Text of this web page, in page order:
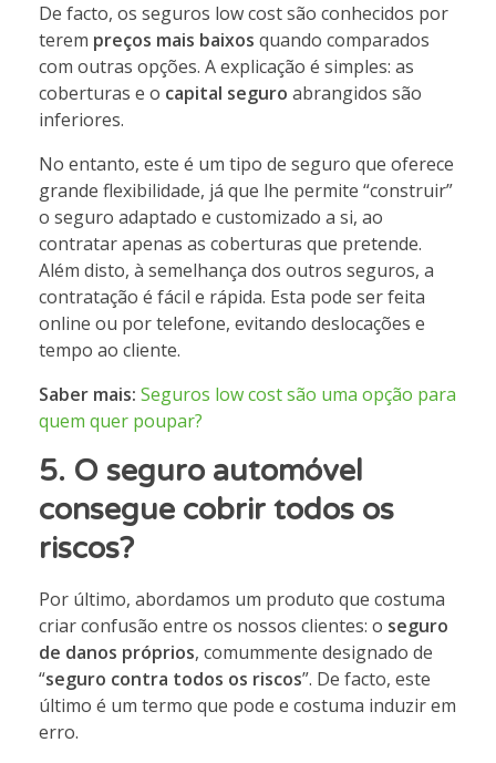
De facto, os seguros low cost são conhecidos por
terem preços mais baixos quando comparados
com outras opções. A explicação é simples: as
coberturas e o capital seguro abrangidos são
inferiores.
No entanto, este é um tipo de seguro que oferece
grande flexibilidade, já que lhe permite “construir”
o seguro adaptado e customizado a si, ao
contratar apenas as coberturas que pretende.
Além disto, à semelhança dos outros seguros, a
contratação é fácil e rápida. Esta pode ser feita
online ou por telefone, evitando deslocações e
tempo ao cliente.
Saber mais: Seguros low cost são uma opção para
quem quer poupar?
5. O seguro automóvel
consegue cobrir todos os
riscos?
Por último, abordamos um produto que costuma
criar confusão entre os nossos clientes: o seguro
de danos próprios, comummente designado de
“seguro contra todos os riscos”. De facto, este
último é um termo que pode e costuma induzir em
erro.